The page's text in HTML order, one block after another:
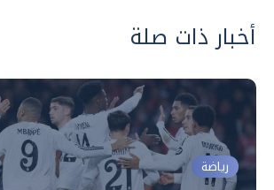
أخبار ذات صلة
رياضة